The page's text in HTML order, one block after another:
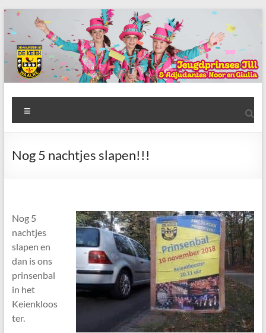
Ga
naar
de
inhoud
AWC
de
Keien
Keien
Nog 5 nachtjes slapen!!!
Nog 5
nachtjes
slapen en
dan is ons
prinsenbal
in het
Keienkloos
ter.